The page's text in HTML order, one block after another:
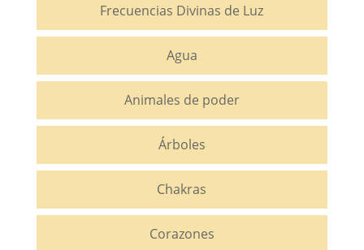
Frecuencias Divinas de Luz
Agua
Animales de poder
Árboles
Chakras
Corazones